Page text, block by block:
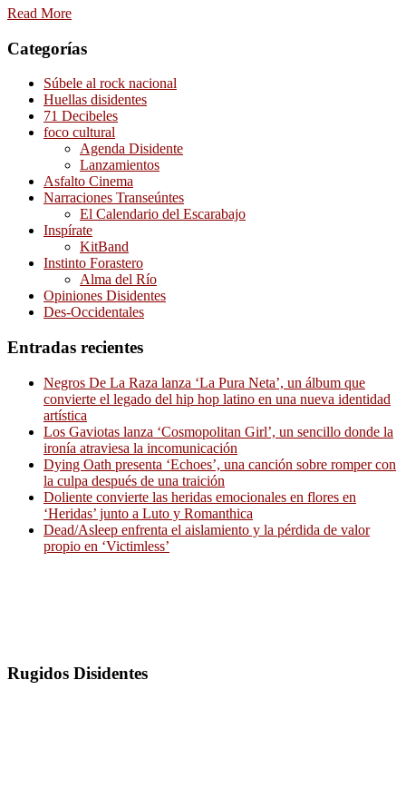
Read More
Categorías
Súbele al rock nacional
Huellas disidentes
71 Decibeles
foco cultural
Agenda Disidente
Lanzamientos
Asfalto Cinema
Narraciones Transeúntes
El Calendario del Escarabajo
Inspírate
KitBand
Instinto Forastero
Alma del Río
Opiniones Disidentes
Des-Occidentales
Entradas recientes
Negros De La Raza lanza ‘La Pura Neta’, un álbum que
convierte el legado del hip hop latino en una nueva identidad
artística
Los Gaviotas lanza ‘Cosmopolitan Girl’, un sencillo donde la
ironía atraviesa la incomunicación
Dying Oath presenta ‘Echoes’, una canción sobre romper con
la culpa después de una traición
Doliente convierte las heridas emocionales en flores en
‘Heridas’ junto a Luto y Romanthica
Dead/Asleep enfrenta el aislamiento y la pérdida de valor
propio en ‘Victimless’
Rugidos Disidentes